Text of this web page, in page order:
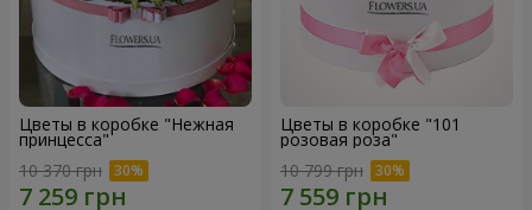
Цветы в коробке "Нежная
принцесса"
10 370 грн
Цветы в коробке "101
розовая роза"
10 799 грн